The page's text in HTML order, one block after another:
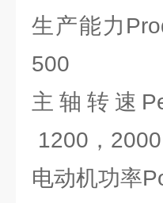
生产能力
500
主轴转速
1200，2000
电动机功